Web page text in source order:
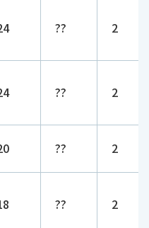
?? 2
?? 2
?? 2
?? 2